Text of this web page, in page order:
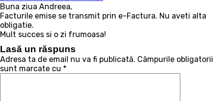
Buna ziua Andreea,
Facturile emise se transmit prin e-Factura. Nu aveti alta
obligatie.
Mult succes si o zi frumoasa!
Lasă un răspuns
Adresa ta de email nu va fi publicată. Câmpurile obligatorii
sunt marcate cu *